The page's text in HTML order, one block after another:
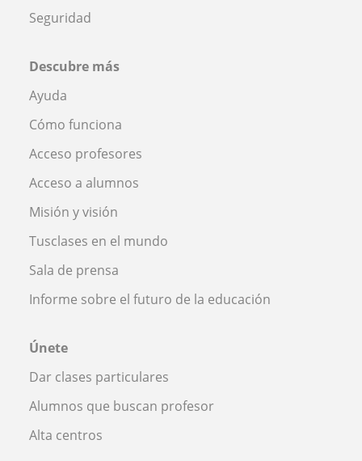
Seguridad
Descubre más
Ayuda
Cómo funciona
Acceso profesores
Acceso a alumnos
Misión y visión
Tusclases en el mundo
Sala de prensa
Informe sobre el futuro de la educación
Únete
Dar clases particulares
Alumnos que buscan profesor
Alta centros